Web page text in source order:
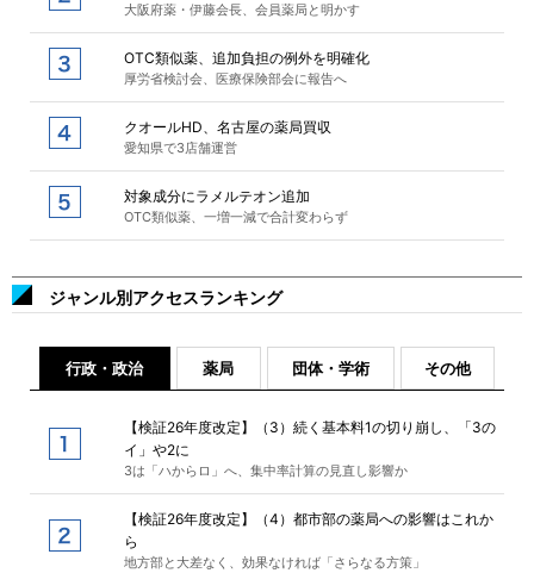
大阪府薬・伊藤会長、会員薬局と明かす
OTC類似薬、追加負担の例外を明確化
厚労省検討会、医療保険部会に報告へ
クオールHD、名古屋の薬局買収
愛知県で3店舗運営
対象成分にラメルテオン追加
OTC類似薬、一増一減で合計変わらず
ジャンル別アクセスランキング
行政・政治 薬局 団体・学術 その他
【検証26年度改定】（3）続く基本料1の切り崩し、「3の
イ」や2に
3は「ハからロ」へ、集中率計算の見直し影響か
【検証26年度改定】（4）都市部の薬局への影響はこれか
ら
地方部と大差なく、効果なければ「さらなる方策」